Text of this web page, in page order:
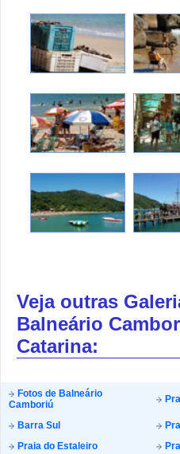
Veja outras
Balneário
Catarina:
Fotos de Balneário
Camboriú
Barra Sul
Praia do Estaleiro